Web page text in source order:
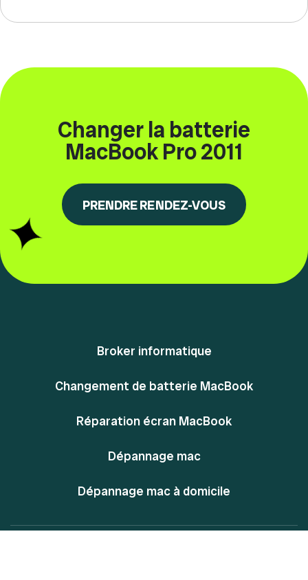
Changer la batterie
MacBook Pro 2011
PRENDRE RENDEZ-VOUS
Broker informatique
Changement de batterie MacBook
Réparation écran MacBook
Dépannage mac
Dépannage mac à domicile